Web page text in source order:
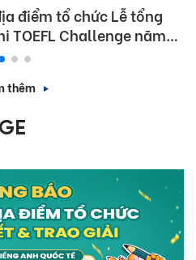
điểm tổ chức Lễ tổng
TOEFL Challenge năm
thêm